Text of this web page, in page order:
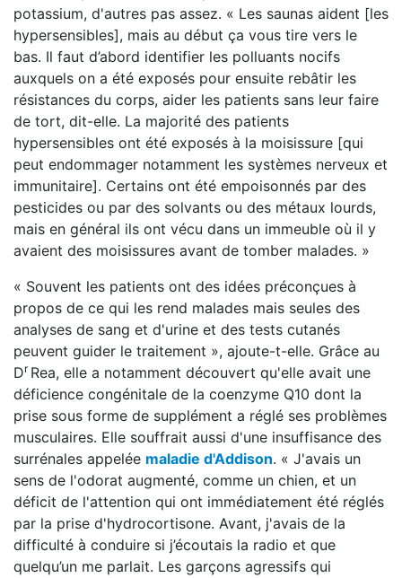
potassium, d'autres pas assez. « Les saunas aident [les
hypersensibles], mais au début ça vous tire vers le
bas. Il faut d’abord identifier les polluants nocifs
auxquels on a été exposés pour ensuite rebâtir les
résistances du corps, aider les patients sans leur faire
de tort, dit-elle. La majorité des patients
hypersensibles ont été exposés à la moisissure [qui
peut endommager notamment les systèmes nerveux et
immunitaire]. Certains ont été empoisonnés par des
pesticides ou par des solvants ou des métaux lourds,
mais en général ils ont vécu dans un immeuble où il y
avaient des moisissures avant de tomber malades. »
« Souvent les patients ont des idées préconçues à
propos de ce qui les rend malades mais seules des
analyses de sang et d'urine et des tests cutanés
peuvent guider le traitement », ajoute-t-elle. Grâce au
Dr Rea, elle a notamment découvert qu'elle avait une
déficience congénitale de la coenzyme Q10 dont la
prise sous forme de supplément a réglé ses problèmes
musculaires. Elle souffrait aussi d'une insuffisance des
surrénales appelée maladie d'Addison. « J'avais un
sens de l'odorat augmenté, comme un chien, et un
déficit de l'attention qui ont immédiatement été réglés
par la prise d'hydrocortisone. Avant, j'avais de la
difficulté à conduire si j’écoutais la radio et que
quelqu’un me parlait. Les garçons agressifs qui